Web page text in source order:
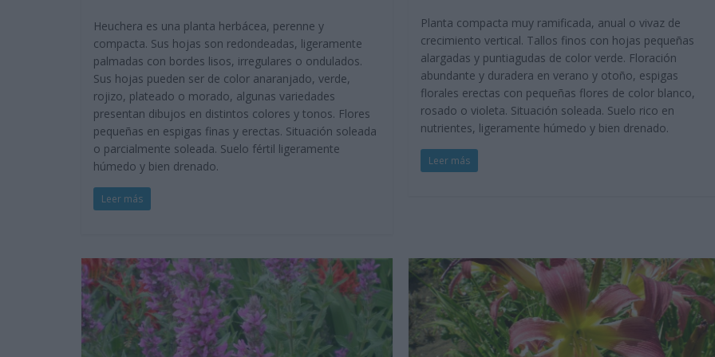
Heuchera es una planta herbácea, perenne y
compacta. Sus hojas son redondeadas, ligeramente
palmadas con bordes lisos, irregulares o ondulados.
Sus hojas pueden ser de color anaranjado, verde,
rojizo, plateado o morado, algunas variedades
presentan dibujos en distintos colores y tonos. Flores
pequeñas en espigas finas y erectas. Situación soleada
o parcialmente soleada. Suelo fértil ligeramente
húmedo y bien drenado.
Leer más
Planta compacta muy ramificada, anual o vivaz de
crecimiento vertical. Tallos finos con hojas pequeñas
alargadas y puntiagudas de color verde. Floración
abundante y duradera en verano y otoño, espigas
florales erectas con pequeñas flores de color blanco,
rosado o violeta. Situación soleada. Suelo rico en
nutrientes, ligeramente húmedo y bien drenado.
Leer más